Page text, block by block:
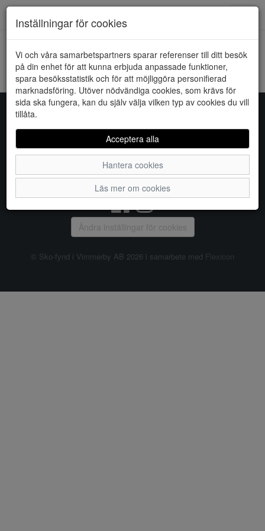
HEM AALTONEN
Kunde inte hitta några artiklar...
Inställningar för cookies
Vi och våra samarbetspartners sparar referenser till ditt besök
på din enhet för att kunna erbjuda anpassade funktioner,
spara besöksstatistik och för att möjliggöra personifierad
marknadsföring. Utöver nödvändiga cookies, som krävs för
sida ska fungera, kan du själv välja vilken typ av cookies du vill
tillåta.
Acceptera alla
Hantera cookies
Läs mer om cookies
Sko-fynd i Vimmerby AB
S:t Torget 2, 598 21 VIMMERBY, Telefon:
| Om oss Kontakta oss
Ändra inställingar för cookies
© Sko-fynd i Vimmerby AB 2026 i samarbete med Flexicon